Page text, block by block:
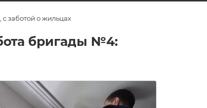
заботой о жильцах
бригады №4: